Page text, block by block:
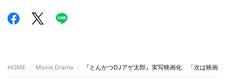
HOME Movie,Drama 『とんかつDJアゲ太郎』実写映画化 「次は映画